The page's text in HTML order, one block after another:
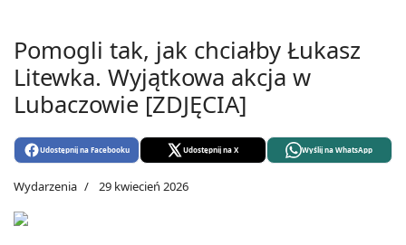
Pomogli tak, jak chciałby Łukasz
Litewka. Wyjątkowa akcja w
Lubaczowie [ZDJĘCIA]
Udostępnij na Facebooku Udostępnij na X Wyślij na WhatsApp
Wydarzenia 29 kwiecień 2026